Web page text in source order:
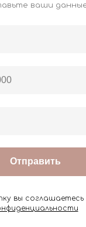
ваши
Отправить
вы соглашаетесь